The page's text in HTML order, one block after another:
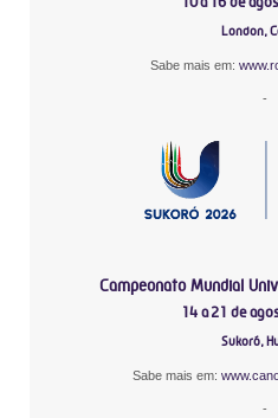
London,
Sabe mais em:
-
Campeonato Mundial
14 a 21 de
Sukoró,
Sabe mais em:
-